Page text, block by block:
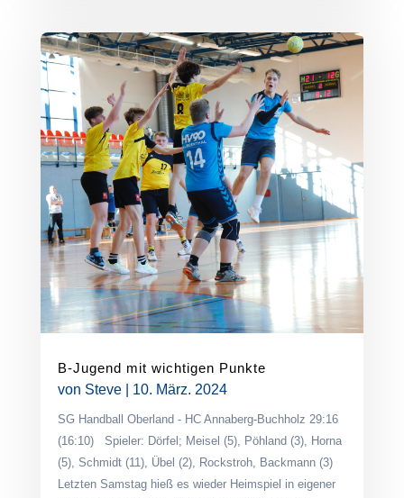
B-Jugend mit wichtigen Punkte
von Steve| 10. März. 2024
SG Handball Oberland - HC Annaberg-Buchholz 29:16
(16:10) Spieler: Dörfel; Meisel (5), Pöhland (3), Horna
(5), Schmidt (11), Übel (2), Rockstroh, Backmann (3)
Letzten Samstag hieß es wieder Heimspiel in eigener